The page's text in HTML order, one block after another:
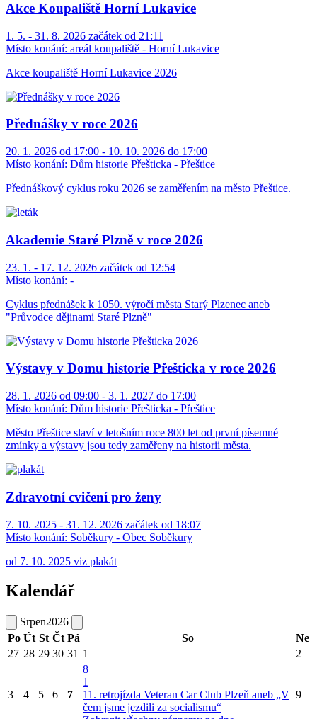
Akce Koupaliště Horní Lukavice
1. 5. - 31. 8. 2026 začátek od 21:11
Místo konání: areál koupaliště - Horní Lukavice
Akce koupaliště Horní Lukavice 2026
Přednášky v roce 2026
20. 1. 2026 od 17:00 - 10. 10. 2026 do 17:00
Místo konání: Dům historie Přešticka - Přeštice
Přednáškový cyklus roku 2026 se zaměřením na město Přeštice.
Akademie Staré Plzně v roce 2026
23. 1. - 17. 12. 2026 začátek od 12:54
Místo konání: -
Cyklus přednášek k 1050. výročí města Starý Plzenec aneb
"Průvodce dějinami Staré Plzně"
Výstavy v Domu historie Přešticka v roce 2026
28. 1. 2026 od 09:00 - 3. 1. 2027 do 17:00
Místo konání: Dům historie Přešticka - Přeštice
Město Přeštice slaví v letošním roce 800 let od první písemné
zmínky a výstavy jsou tedy zaměřeny na historii města.
Zdravotní cvičení pro ženy
7. 10. 2025 - 31. 12. 2026 začátek od 18:07
Místo konání: Soběkury - Obec Soběkury
od 7. 10. 2025 viz plakát
Kalendář
Srpen2026
Po Út St Čt Pá So
Ne
27 28 29 30 31 1 2
3 4 5 6 7
8
1
11. retrojízda Veteran Car Club Plzeň aneb „V
čem jsme jezdili za socialismu“
9